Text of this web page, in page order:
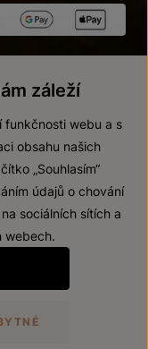
a. s.
mladším 18 let.
záleží
funkčnosti webu a s
obsahu našich
„Souhlasím“
údajů o chování
sociálních sítích a
webech.